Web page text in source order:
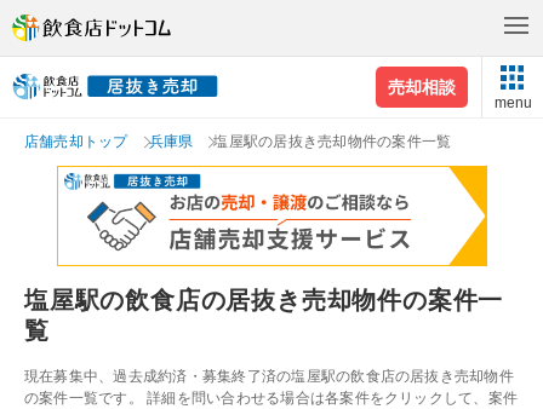
売却相談
menu
店舗売却トップ 兵庫県 塩屋駅の居抜き売却物件の案件一覧
塩屋駅の飲食店の居抜き売却物件の案件一
覧
現在募集中、過去成約済・募集終了済の塩屋駅の飲食店の居抜き売却物件
の案件一覧です。 詳細を問い合わせる場合は各案件をクリックして、案件